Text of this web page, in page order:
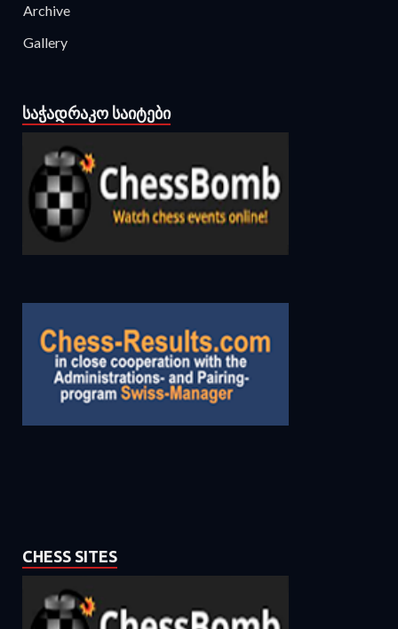
Archive
Gallery
ᲡᲐᲭᲐᲓᲠᲐᲙᲝ ᲡᲐᲘᲢᲔᲑᲘ
CHESS SITES